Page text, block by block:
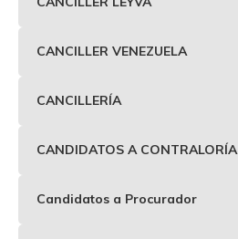
CANCILLER VENEZUELA
CANCILLERÍA
CANDIDATOS A CONTRALORÍA
Candidatos a Procurador